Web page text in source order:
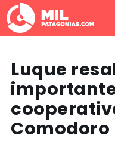
Luque
Comodoro